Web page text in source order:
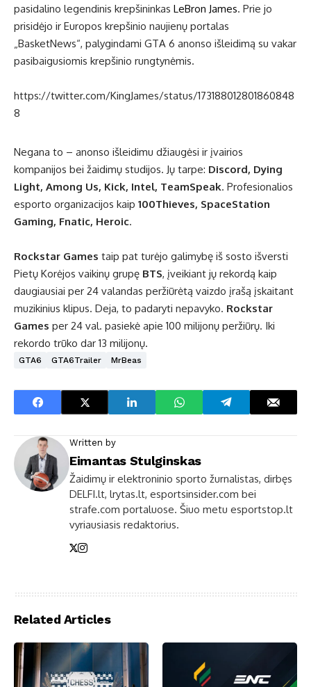
pasidalino legendinis krepšininkas LeBron James. Prie jo
prisidėjo ir Europos krepšinio naujienų portalas
„BasketNews“, palygindami GTA 6 anonso išleidimą su vakar
pasibaigusiomis krepšinio rungtynėmis.
https://twitter.com/KingJames/status/173188012801860848
8
Negana to – anonso išleidimu džiaugėsi ir įvairios
kompanijos bei žaidimų studijos. Jų tarpe: Discord, Dying
Light, Among Us, Kick, Intel, TeamSpeak. Profesionalios
esporto organizacijos kaip 100Thieves, SpaceStation
Gaming, Fnatic, Heroic.
Rockstar Games taip pat turėjo galimybę iš sosto išversti
Pietų Korėjos vaikinų grupę BTS, įveikiant jų rekordą kaip
daugiausiai per 24 valandas peržiūrėtą vaizdo įrašą įskaitant
muzikinius klipus. Deja, to padaryti nepavyko. Rockstar
Games per 24 val. pasiekė apie 100 milijonų peržiūrų. Iki
rekordo trūko dar 13 milijonų.
GTA6 GTA6Trailer MrBeas
Written by
Eimantas Stulginskas
Žaidimų ir elektroninio sporto žurnalistas, dirbęs
DELFI.lt, lrytas.lt, esportsinsider.com bei
strafe.com portaluose. Šiuo metu esportstop.lt
vyriausiasis redaktorius.
Related Articles